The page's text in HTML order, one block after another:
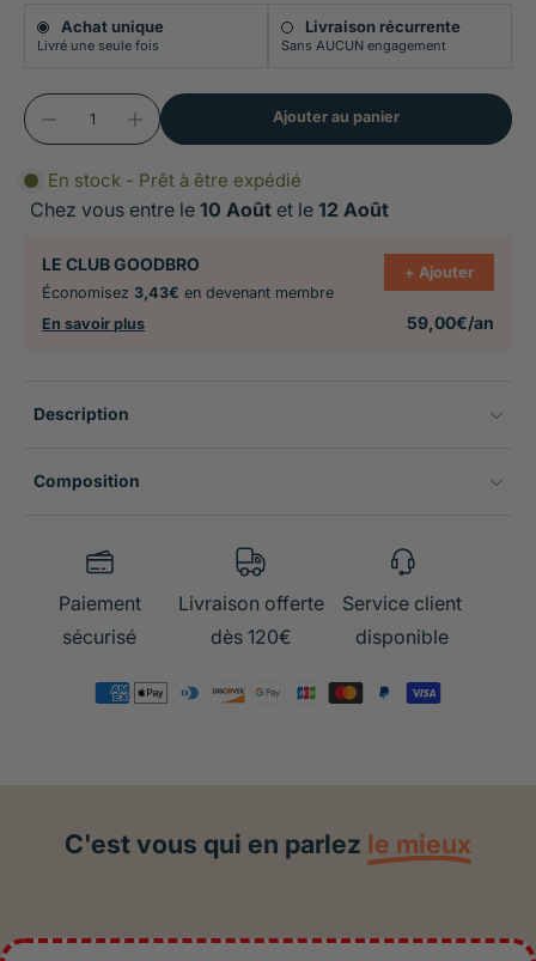
Achat unique
Livré une seule fois
Livraison récurrente
Sans AUCUN engagement
Ajouter au panier
En stock - Prêt à être expédié
Chez vous entre le 10 Août et le 12 Août
LE CLUB GOODBRO
Économisez 3,43€ en devenant membre
En savoir plus
+ Ajouter
59,00€/an
Description
Composition
Paiement
sécurisé
Livraison offerte
dès 120€
Service client
disponible
C'est vous qui en parlez le mieux